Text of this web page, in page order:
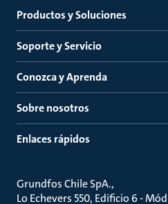
Productos y Soluciones
Soporte y Servicio
Conozca y Aprenda
Sobre nosotros
Enlaces rápidos
Grundfos Chile SpA.
Lo Echevers 550, Edificio 6 -